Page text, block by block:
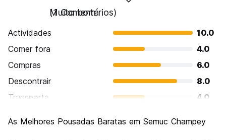
Muito bom
(1 Comentários)
Actividades
10.0
Comer fora
4.0
Compras
6.0
Descontrair
8.0
Transporte
4.0
As Melhores Pousadas Baratas em Semuc Champey